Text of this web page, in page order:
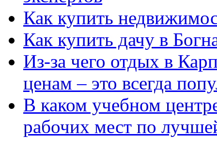
Как купить
Как купить дачу в
Из-за чего отдых в
ценам – это всегда
В каком учебном
рабочих мест по